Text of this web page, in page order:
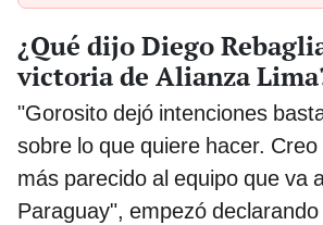
¿Qué dijo Diego
victoria de Alianza
"Gorosito dejó intenciones
sobre lo que quiere hacer.
más parecido al equipo que va
Paraguay", empezó